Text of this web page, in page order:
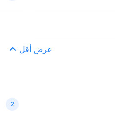
عرض أقل
2